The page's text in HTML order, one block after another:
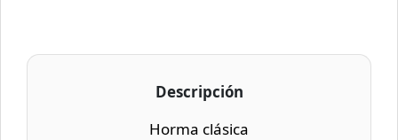
Descripción
Horma clásica